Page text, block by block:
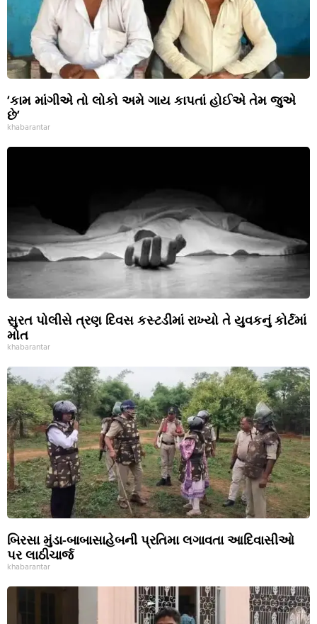
‘કામ માંગીએ તો લોકો અમે ગાય કાપતાં હોઈએ તેમ જુએ
છે’
khabarantar
સુરત પોલીસે ત્રણ દિવસ કસ્ટડીમાં રાખ્યો તે યુવકનું કોર્ટમાં
મોત
khabarantar
બિરસા મુંડા-બાબાસાહેબની પ્રતિમા લગાવતા આદિવાસીઓ
પર લાઠીચાર્જ
khabarantar